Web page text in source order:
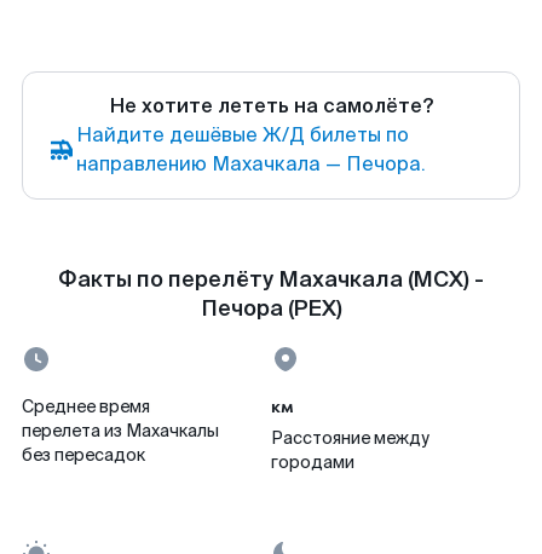
Не хотите лететь на самолёте?
Найдите дешёвые Ж/Д билеты по
направлению Махачкала — Печора.
Факты по перелёту Махачкала (MCX) -
Печора (PEX)
Среднее время
перелета из Махачкалы
без пересадок
км
Расстояние между
городами